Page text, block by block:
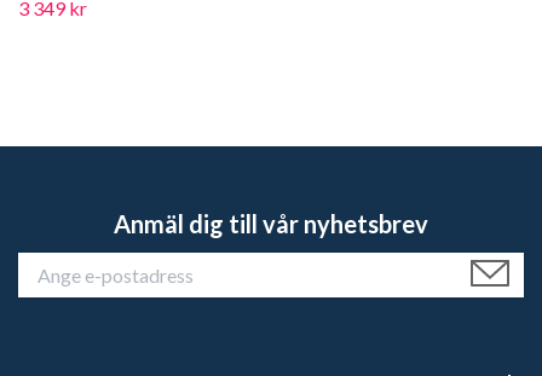
3 349 kr
Anmäl dig till vår nyhetsbrev